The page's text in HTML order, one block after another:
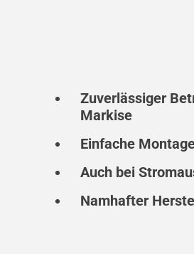
Zuverlässiger
Markise
Einfache
Auch bei
Namhafter